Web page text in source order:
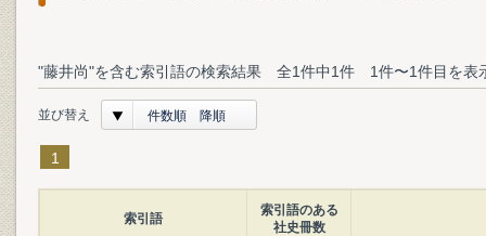
"藤井尚"を含む索引語の検索結果 全1件中1件 1件〜1件目を表
並び替え 件数順 降順
1
索引語
索引語のある
社史冊数